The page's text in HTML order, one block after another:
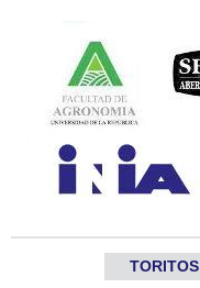
TORITOS